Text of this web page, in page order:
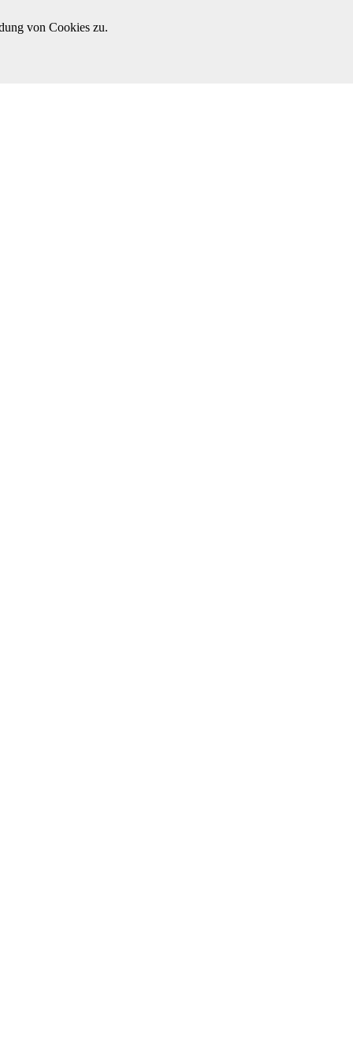
von Cookies zu.